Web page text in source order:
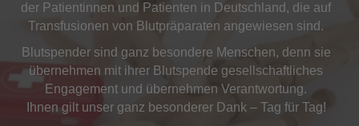
der Patientinnen und Patienten in Deutschland, die auf
Transfusionen von Blutpräparaten angewiesen sind.
Blutspender sind ganz besondere Menschen, denn sie
übernehmen mit ihrer Blutspende gesellschaftliches
Engagement und übernehmen Verantwortung.
Ihnen gilt unser ganz besonderer Dank – Tag für Tag!